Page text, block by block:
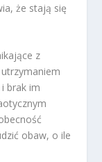
że stają się
z
brak im
obaw, o ile